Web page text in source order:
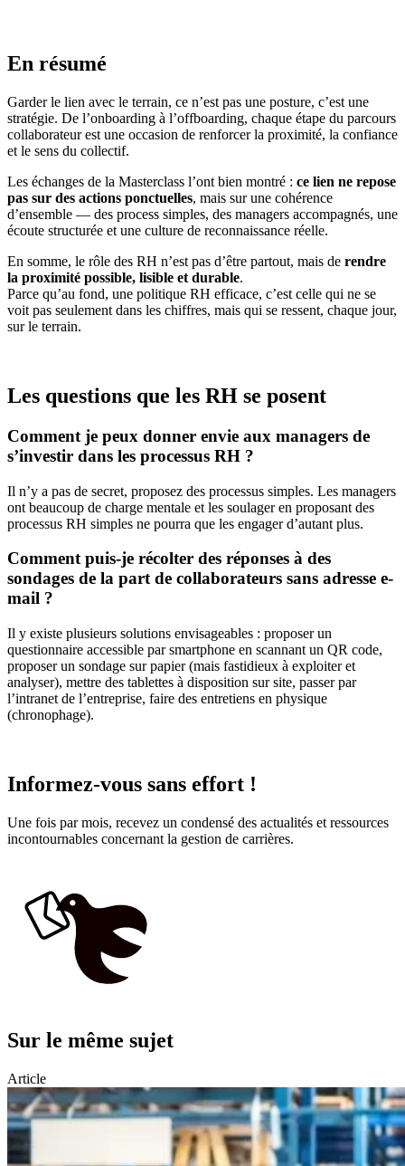
En résumé
Garder le lien avec le terrain, ce n’est pas une posture, c’est une
stratégie. De l’onboarding à l’offboarding, chaque étape du parcours
collaborateur est une occasion de renforcer la proximité, la confiance
et le sens du collectif.
Les échanges de la Masterclass l’ont bien montré : ce lien ne repose
pas sur des actions ponctuelles, mais sur une cohérence
d’ensemble — des process simples, des managers accompagnés, une
écoute structurée et une culture de reconnaissance réelle.
En somme, le rôle des RH n’est pas d’être partout, mais de rendre
la proximité possible, lisible et durable.
Parce qu’au fond, une politique RH efficace, c’est celle qui ne se
voit pas seulement dans les chiffres, mais qui se ressent, chaque jour,
sur le terrain.
Les questions que les RH se posent
Comment je peux donner envie aux managers de
s’investir dans les processus RH ?
Il n’y a pas de secret, proposez des processus simples. Les managers
ont beaucoup de charge mentale et les soulager en proposant des
processus RH simples ne pourra que les engager d’autant plus.
Comment puis-je récolter des réponses à des
sondages de la part de collaborateurs sans adresse e-
mail ?
Il y existe plusieurs solutions envisageables : proposer un
questionnaire accessible par smartphone en scannant un QR code,
proposer un sondage sur papier (mais fastidieux à exploiter et
analyser), mettre des tablettes à disposition sur site, passer par
l’intranet de l’entreprise, faire des entretiens en physique
(chronophage).
Informez-vous sans effort !
Une fois par mois, recevez un condensé des actualités et ressources
incontournables concernant la gestion de carrières.
Sur le même sujet
Article